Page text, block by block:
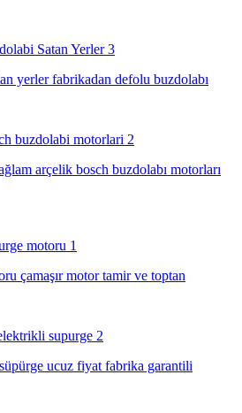
yerler fabrikadan defolu buzdolabı
arçelik bosch buzdolabı motorları
çamaşır motor tamir ve toptan
ucuz fiyat fabrika garantili